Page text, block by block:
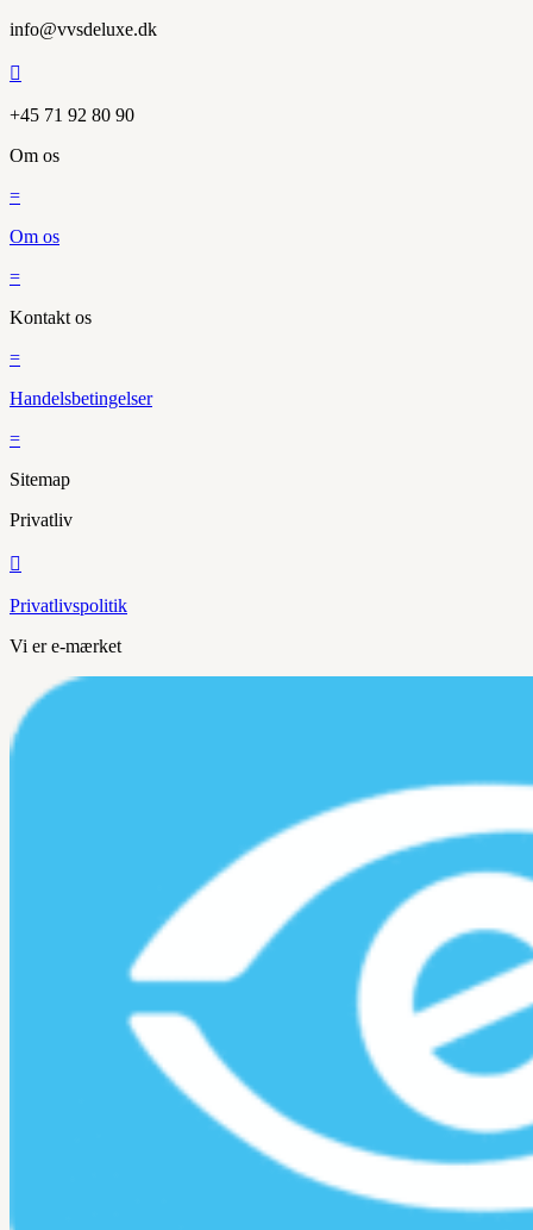
info@vvsdeluxe.dk

+45 71 92 80 90
Om os
=
Om os
=
Kontakt os
=
Handelsbetingelser
=
Sitemap
Privatliv

Privatlivspolitik
Vi er e-mærket